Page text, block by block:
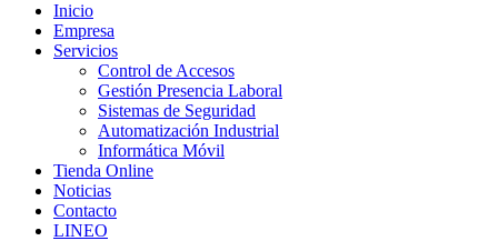
Inicio
Empresa
Servicios
Control de Accesos
Gestión Presencia Laboral
Sistemas de Seguridad
Automatización Industrial
Informática Móvil
Tienda Online
Noticias
Contacto
LINEO